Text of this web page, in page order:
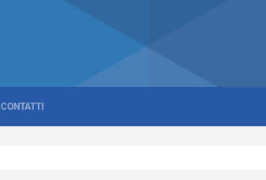
CONTATTI